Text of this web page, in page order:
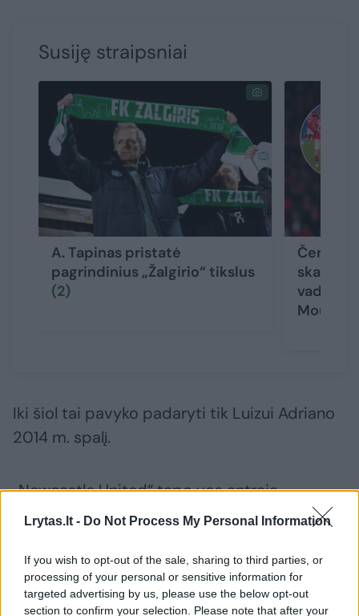
Lrytas.lt - Do Not Process My Personal Information
If you wish to opt-out of the sale, sharing to third parties, or
processing of your personal or sensitive information for
targeted advertising by us, please use the below opt-out
section to confirm your selection. Please note that after your
Susiję straipsniai
A. Tapinas pristatė
pagrindinius „Žalgirio“ tikslus
(2)
Iki šiol tai pavyko padaryti tik Luizui Adriano
2014 m. spalį.
„Newcastle United“ tapo vos antrąja
komanda istorijoje, kuri Čempionų lygos
kėlinio turėjo 5 įvarčių pranašumą.